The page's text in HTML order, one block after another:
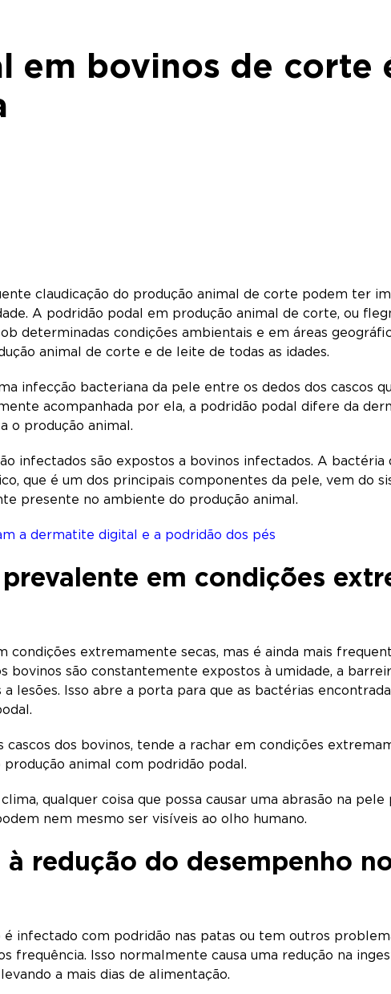
em bovinos de corte
claudicação do produção animal de corte podem ter
A podridão podal em produção animal de corte, ou
determinadas condições ambientais e em áreas
animal de corte e de leite de todas as idades.
infecção bacteriana da pele entre os dedos dos cascos
acompanhada por ela, a podridão podal difere da
o produção animal.
infectados são expostos a bovinos infectados. A bactéria
que é um dos principais componentes da pele, vem do
presente no ambiente do produção animal.
a dermatite digital e a podridão dos pés
em condições
extremamente secas, mas é ainda mais
bovinos são constantemente expostos à umidade, a
lesões. Isso abre a porta para que as bactérias
dos bovinos, tende a rachar em condições
animal com podridão podal.
qualquer coisa que possa causar uma abrasão na
nem mesmo ser visíveis ao olho humano.
redução do desempenho
infectado com podridão nas patas ou tem outros
frequência. Isso normalmente causa uma redução na
a mais dias de alimentação.